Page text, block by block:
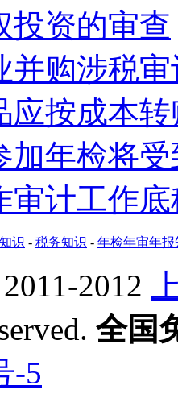
投资的审查
并购涉税
应按成本转
加年检将
审计工作
识 - 税务知识 - 年检年审年报
2012
全国
-5